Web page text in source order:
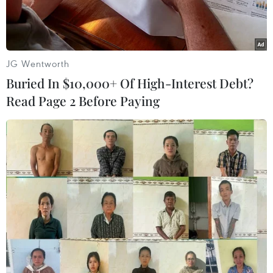
Các cơ sở kinh doanh dịch vụ ăn uống, thức ăn đường phố
ngày càng phổ biến. (Ảnh: TTXVN/Vietnam+)
Ngày 26/3, thông tin từ Bộ Y tế cho hay Cục An
toàn Thực phẩm đã có văn bản đề nghị Sở Y tế
Hà Nội tổ chức kiểm tra, giám sát việc tuân thủ
quy định về an toàn thực phẩm, kiểm soát chặt
JG Wentworth
Buried In $10,000+ Of High-Interest Debt?
Read Page 2 Before Paying